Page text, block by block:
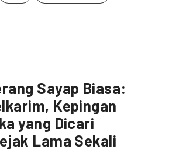
Sayap Biasa:
Kepingan
yang Dicari
Lama Sekali